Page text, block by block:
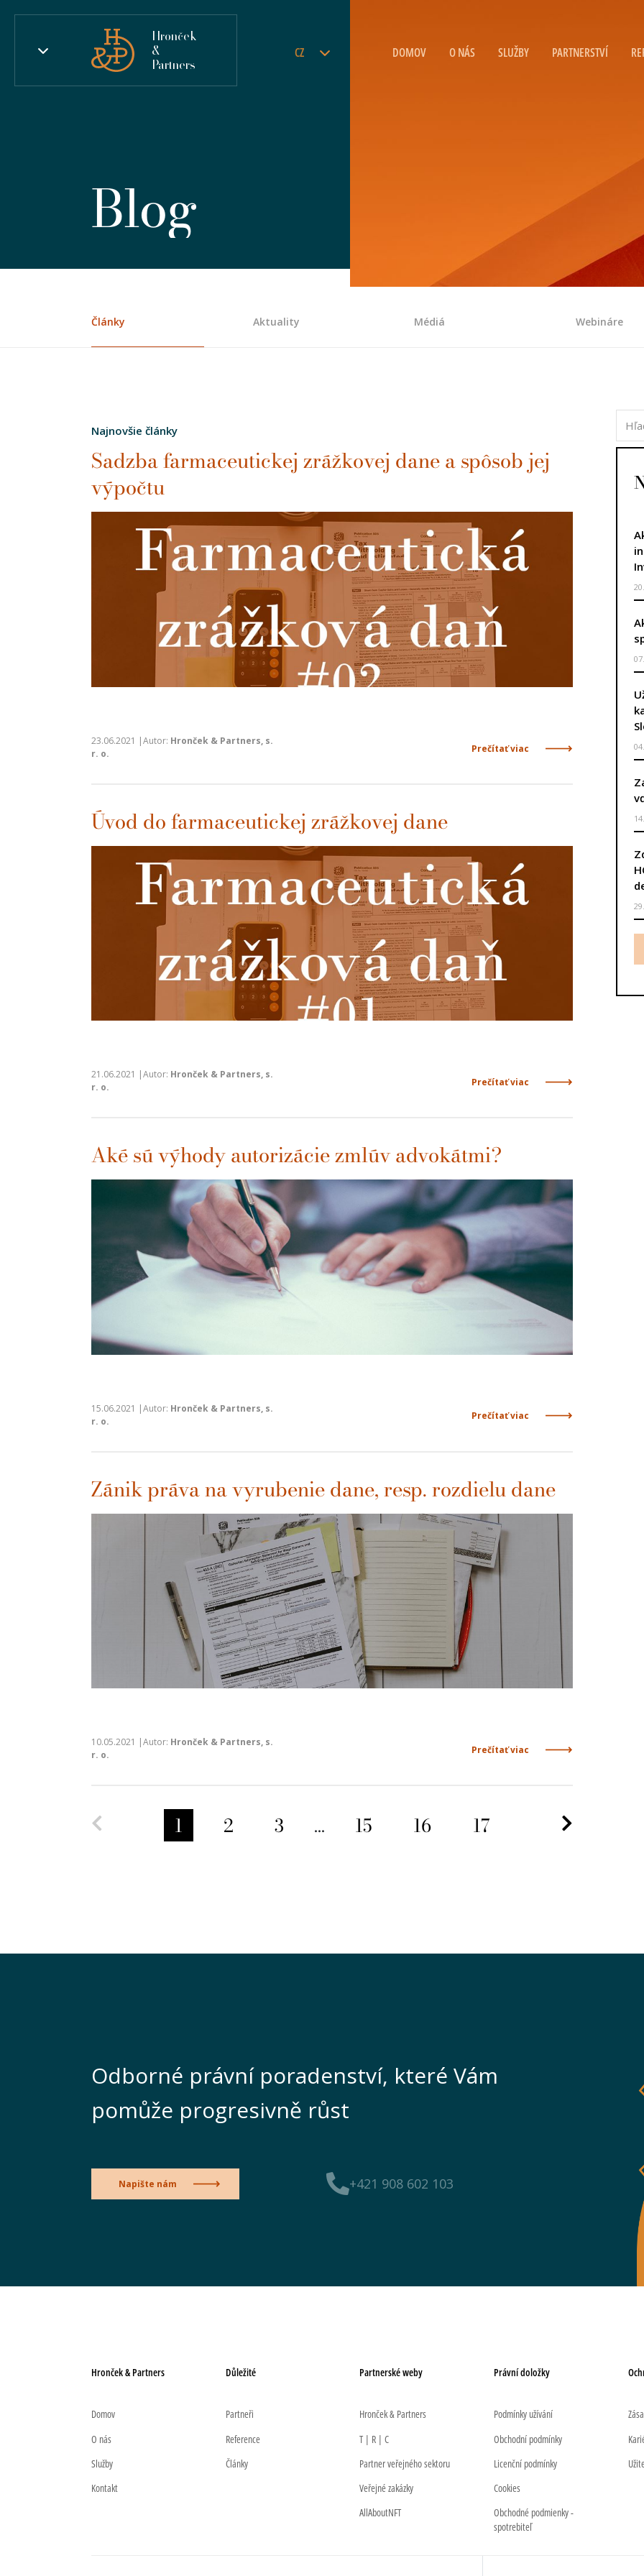
Hronček
&
Partners
CZ DOMOV O NÁS SLUŽBY PARTNERSTVÍ
Blog
Články Aktuality Médiá Webináre
Najnovšie články
Sadzba farmaceutickej zrážkovej dane a spôsob jej
výpočtu
23.06.2021 |Autor: Hronček & Partners, s.
r. o.
Prečítať viac
Úvod do farmaceutickej zrážkovej dane
21.06.2021 |Autor: Hronček & Partners, s.
r. o.
Prečítať viac
Aké sú výhody autorizácie zmlúv advokátmi?
15.06.2021 |Autor: Hronček & Partners, s.
r. o.
Prečítať viac
Zánik práva na vyrubenie dane, resp. rozdielu dane
10.05.2021 |Autor: Hronček & Partners, s.
r. o.
Prečítať viac
Predchádzajúca strana
1 2 3 ... 15 16 17
Odborné právní poradenství, které Vám
pomůže progresivně růst
+421 908 602 103
Napište nám
Hronček & Partners
Domov
O nás
Služby
Kontakt
Důležité
Partneři
Reference
Články
Partnerské weby
Hronček & Partners
T | R | C
Partner veřejného sektoru
Veřejné zakázky
AllAboutNFT
Právní doložky
Podmínky užívání
Obchodní podmínky
Licenční podmínky
Cookies
Obchodné podmienky -
spotrebiteľ